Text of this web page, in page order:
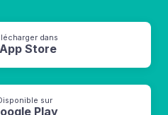
dans
Store
sur
Play